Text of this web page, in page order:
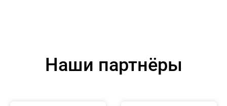
Наши партнёры